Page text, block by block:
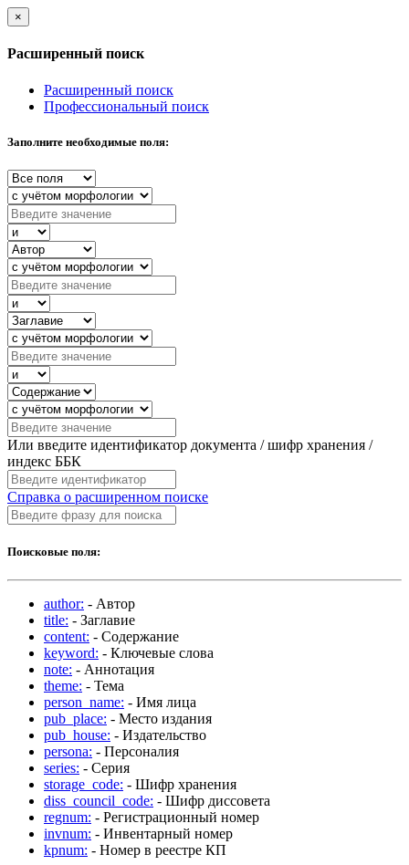
×
Расширенный поиск
Расширенный поиск
Профессиональный поиск
Заполните необходимые поля:
Или введите идентификатор документа / шифр хранения /
индекс ББК
Справка о расширенном поиске
Поисковые поля:
author: - Автор
title: - Заглавие
content: - Содержание
keyword: - Ключевые слова
note: - Аннотация
theme: - Тема
person_name: - Имя лица
pub_place: - Место издания
pub_house: - Издательство
persona: - Персоналия
series: - Серия
storage_code: - Шифр хранения
diss_council_code: - Шифр диссовета
regnum: - Регистрационный номер
invnum: - Инвентарный номер
kpnum: - Номер в реестре КП